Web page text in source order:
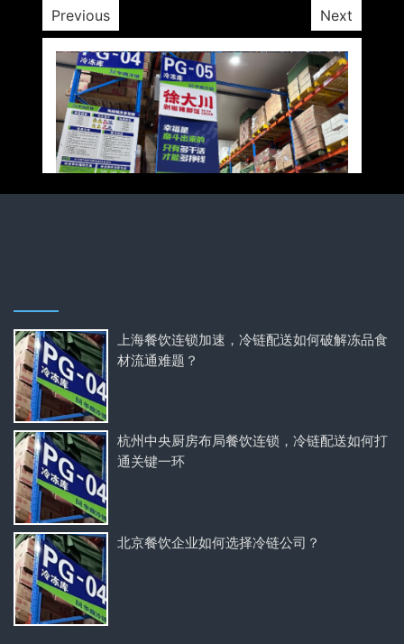
Previous Next
上海餐饮连锁加速，冷链配送如何破解冻品食
材流通难题？
杭州中央厨房布局餐饮连锁，冷链配送如何打
通关键一环
北京餐饮企业如何选择冷链公司？